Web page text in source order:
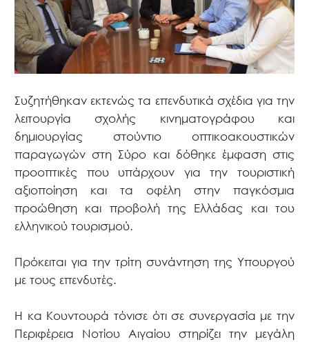
Συζητήθηκαν εκτενώς τα επενδυτικά σχέδια για την
λειτουργία σχολής κινηματογράφου και
δημιουργίας στούντιο οπτικοακουστικών
παραγωγών στη Σύρο και δόθηκε έμφαση στις
προοπτικές που υπάρχουν για την τουριστική
αξιοποίηση και τα οφέλη στην παγκόσμια
προώθηση και προβολή της Ελλάδας και του
ελληνικού τουρισμού.
Πρόκειται για την τρίτη συνάντηση της Υπουργού
με τους επενδυτές.
Η κα Κουντουρά τόνισε ότι σε συνεργασία με την
Περιφέρεια Νοτίου Αιγαίου στηρίζει την μεγάλη